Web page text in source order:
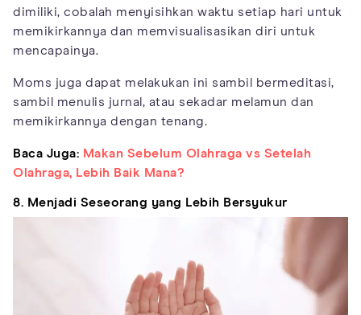
dimiliki, cobalah menyisihkan waktu setiap hari untuk
memikirkannya dan memvisualisasikan diri untuk
mencapainya.
Moms juga dapat melakukan ini sambil bermeditasi,
sambil menulis jurnal, atau sekadar melamun dan
memikirkannya dengan tenang.
Baca Juga: Makan Sebelum Olahraga vs Setelah
Olahraga, Lebih Baik Mana?
8. Menjadi Seseorang yang Lebih Bersyukur